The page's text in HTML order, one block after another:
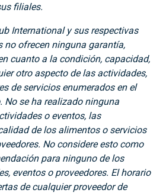
filiales.
International y sus respectivas
no ofrecen ninguna garantía,
cuanto a la condición, capacidad,
otro aspecto de las actividades,
de servicios enumerados en el
No se ha realizado ninguna
o eventos, las
de los alimentos o servicios
No considere esto como
para ninguno de los
eventos o proveedores. El horario
de cualquier proveedor de